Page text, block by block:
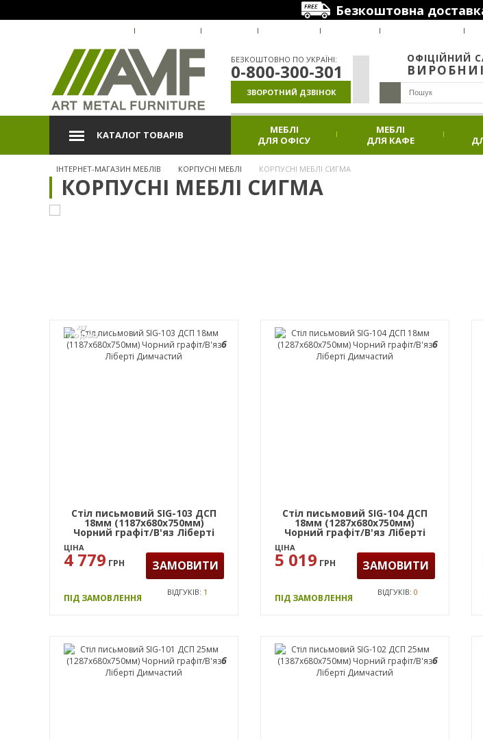
Безкоштовна
БЕЗКОШТОВНО ПО УКРАЇНІ:
0-800-300-301
ЗВОРОТНИЙ ДЗВІНОК
ОФІЦІЙНИЙ
КАТАЛОГ ТОВАРІВ
МЕБЛІ
ДЛЯ ОФІСУ
МЕБЛІ
ДЛЯ КАФЕ
ІНТЕРНЕТ-МАГАЗИН МЕБЛІВ КОРПУСНІ МЕБЛІ КОРПУСНІ МЕБЛІ СИГМА
КОРПУСНІ МЕБЛІ СИГМА
ХІТ
ПРОДАЖУ
6
Стіл письмовий SIG-103 ДСП
18мм (1187х680х750мм)
Чорний графіт/В'яз Ліберті
Димчастий
ЦІНА
4 779 ГРН ЗАМОВИТИ
ПІД ЗАМОВЛЕННЯ
ВІДГУКІВ: 1
6
Стіл письмовий SIG-104 ДСП
18мм (1287х680х750мм)
Чорний графіт/В'яз Ліберті
Димчастий
ЦІНА
5 019 ГРН ЗАМОВИТИ
ПІД ЗАМОВЛЕННЯ
ВІДГУКІВ:0
6 6